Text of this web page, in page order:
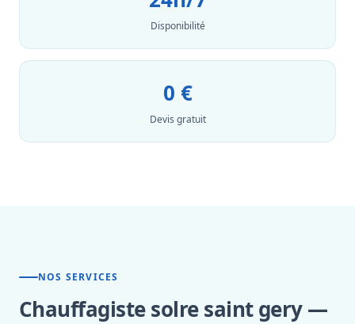
Disponibilité
0 €
Devis gratuit
NOS SERVICES
Chauffagiste solre saint gery —